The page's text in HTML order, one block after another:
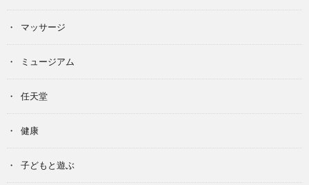
マッサージ
ミュージアム
任天堂
健康
子どもと遊ぶ